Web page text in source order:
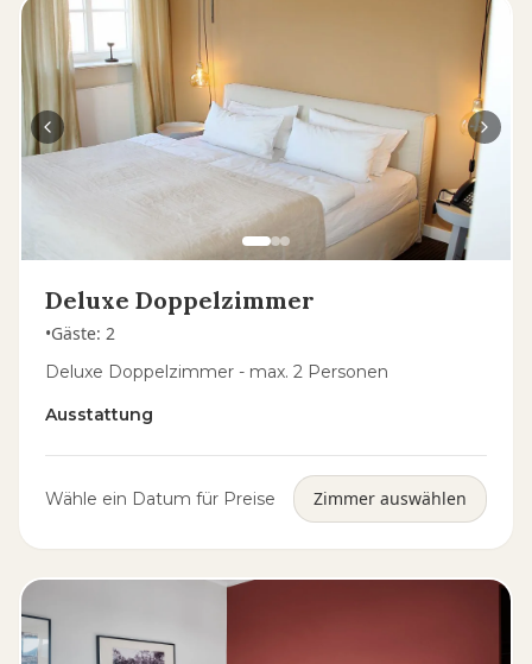
Deluxe Doppelzimmer
•Gäste: 2
Deluxe Doppelzimmer - max. 2 Personen
Ausstattung
Wähle ein Datum für Preise Zimmer auswählen